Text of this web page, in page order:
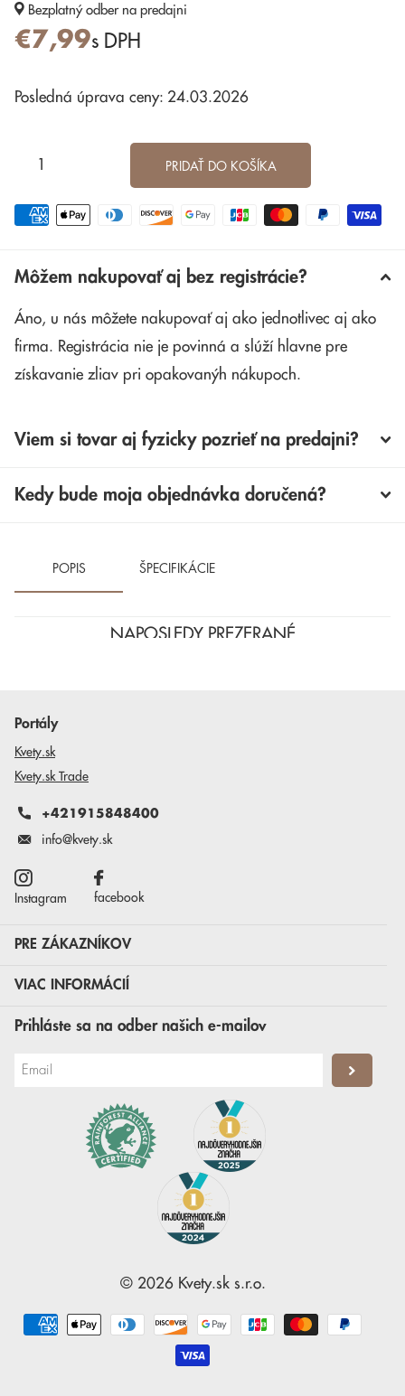
Bezplatný odber na predajni
€7,99s DPH
Posledná úprava ceny: 24.03.2026
PRIDAŤ DO KOŠÍKA
Môžem nakupovať aj bez registrácie?
Áno, u nás môžete nakupovať aj ako jednotlivec aj ako
firma. Registrácia nie je povinná a slúží hlavne pre
získavanie zliav pri opakovanýh nákupoch.
Viem si tovar aj fyzicky pozrieť na predajni?
Kedy bude moja objednávka doručená?
POPIS ŠPECIFIKÁCIE
NAPOSLEDY PREZERANÉ
Portály
Kvety.sk
Kvety.sk Trade
+421915848400
info@kvety.sk
Instagram facebook
PRE ZÁKAZNÍKOV
VIAC INFORMÁCIÍ
Prihláste sa na odber našich e-mailov
© 2026 Kvety.sks.r.o.